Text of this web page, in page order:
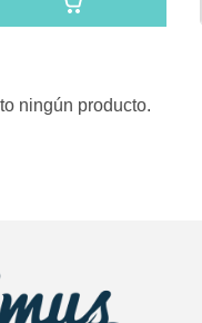
ningún producto.